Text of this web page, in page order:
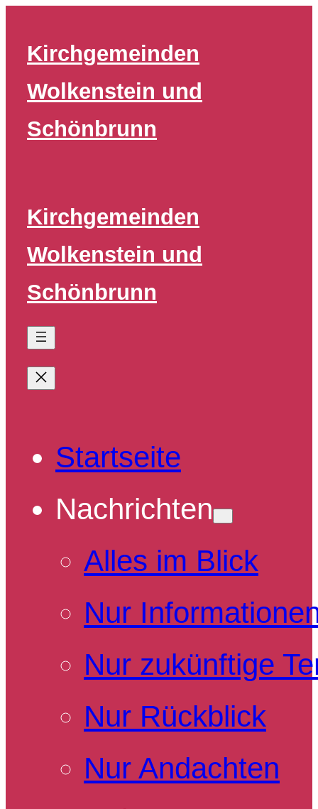
springen
Kirchgemeinden
Wolkenstein und
Schönbrunn
Kirchgemeinden
Wolkenstein und
Schönbrunn
Startseite
Nachrichten
Alles im Blick
Nur
Nur zukünftige
Nur Rückblick
Nur Andachten